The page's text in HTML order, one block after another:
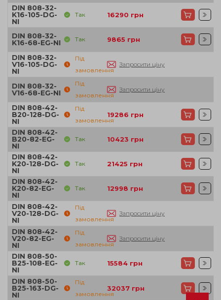
DIN 808-32-
K16-105-DG-
NI
Так 16290 грн
DIN 808-32-
K16-68-EG-NI Так 9865 грн
DIN 808-32-
V16-105-DG-
NI
Під
замовлення
Запросити ціну
DIN 808-32-
V16-68-EG-NI
Під
замовлення
Запросити ціну
DIN 808-42-
B20-128-DG-
NI
Під
замовлення
19286 грн
DIN 808-42-
B20-82-EG-
NI
Так 10423 грн
DIN 808-42-
K20-128-DG-
NI
Так 21425 грн
DIN 808-42-
K20-82-EG-
NI
Так 12998 грн
DIN 808-42-
V20-128-DG-
NI
Під
замовлення
Запросити ціну
DIN 808-42-
V20-82-EG-
NI
Під
замовлення
Запросити ціну
DIN 808-50-
B25-108-EG-
NI
Так 15584 грн
DIN 808-50-
B25-163-DG-
NI
Під
замовлення
32037 грн